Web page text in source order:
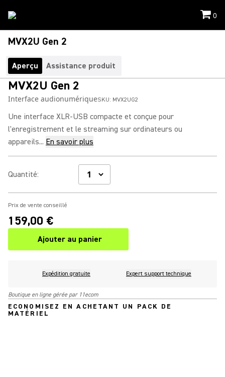
0
MVX2U Gen 2
Aperçu Assistance produit
MVX2U Gen 2
Interface audionumériqueSKU: MVX2UG2
Une interface XLR-USB compacte et conçue pour
l'enregistrement et le streaming sur ordinateurs ou
appareils... En savoir plus
Quantité:
Prix de vente conseillé
159,00 €
Ajouter au panier
Expédition gratuite Expert support technique
Boutique en ligne gérée par 11ecom
ECONOMISEZ EN ACHETANT UN PACK DE
MATÉRIEL